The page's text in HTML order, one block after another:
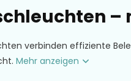
verbinden effiziente
Mehr anzeigen